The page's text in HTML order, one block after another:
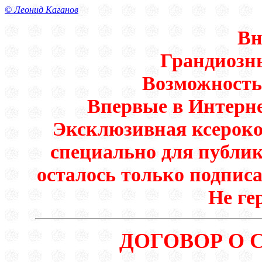
© Леонид Каганов
Впервые в
Эксклюзивная
специально для
осталось только
Не
ДОГОВОР О